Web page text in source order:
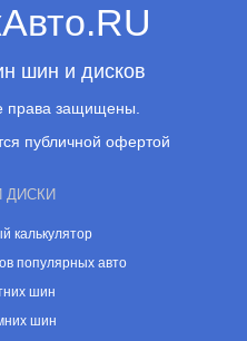
шин и дисков
права защищены.
публичной офертой
ДИСКИ
калькулятор
популярных авто
шин
шин